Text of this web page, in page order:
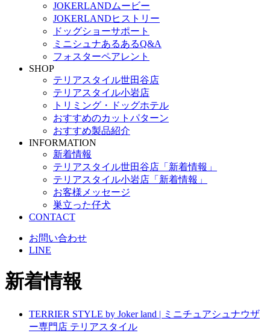
JOKERLANDムービー
JOKERLANDヒストリー
ドッグショーサポート
ミニシュナあるあるQ&A
フォスターペアレント
SHOP
テリアスタイル世田谷店
テリアスタイル小岩店
トリミング・ドッグホテル
おすすめのカットパターン
おすすめ製品紹介
INFORMATION
新着情報
テリアスタイル世田谷店「新着情報」
テリアスタイル小岩店「新着情報」
お客様メッセージ
巣立った仔犬
CONTACT
お問い合わせ
LINE
新着情報
TERRIER STYLE by Joker land | ミニチュアシュナウザ
ー専門店 テリアスタイル